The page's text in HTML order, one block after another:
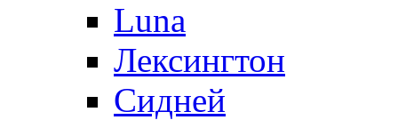
Luna
Лексингтон
Сидней